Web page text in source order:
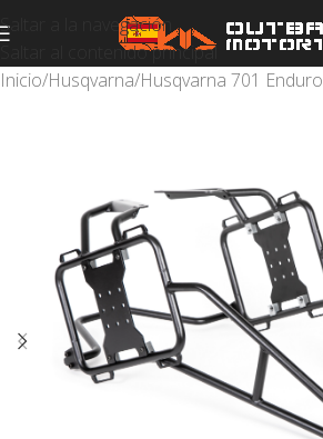
Saltar a la navegación
Saltar al contenido principal
Inicio/Husqvarna/Husqvarna 701 Enduro